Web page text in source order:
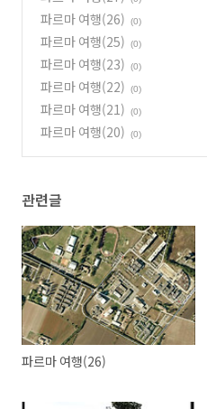
파르마 여행(26) (0)
파르마 여행(25) (0)
파르마 여행(23) (0)
파르마 여행(22) (0)
파르마 여행(21) (0)
파르마 여행(20) (0)
관련글
파르마 여행(26)